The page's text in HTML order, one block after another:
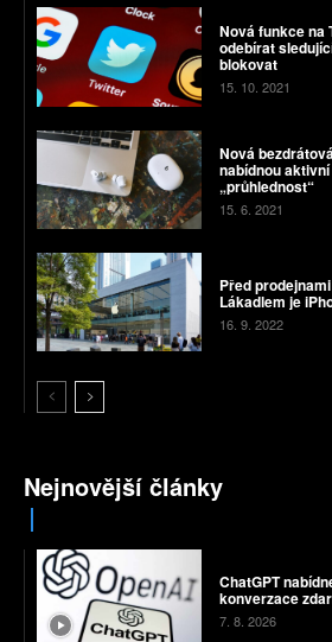
Nová funkce na
odebírat
blokovat
15. 10. 2021
Nová
nabídnou
„průhlednost“
15. 6. 2021
Před
Lákadlem je
16. 9. 2022
Nejnovější články
ChatGPT
konverzace
7. 8. 2026